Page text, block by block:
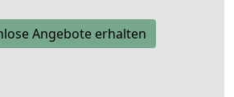
Angebote erhalten